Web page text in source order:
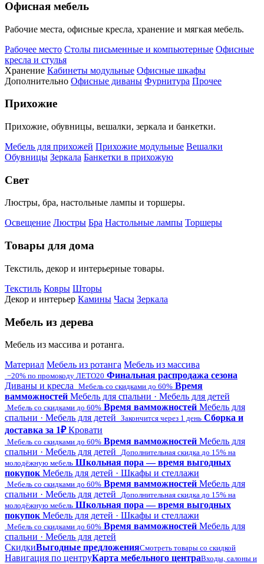
Офисная мебель
Рабочие места, офисные кресла, хранение и мягкая мебель.
Рабочее место Столы письменные и компьютерные Офисные
кресла и стулья
Хранение Кабинеты модульные Офисные шкафы
Дополнительно Офисные диваны Фурнитура Прочее
Прихожие
Прихожие, обувницы, вешалки, зеркала и банкетки.
Мебель для прихожей Прихожие модульные Вешалки
Обувницы Зеркала Банкетки в прихожую
Свет
Люстры, бра, настольные лампы и торшеры.
Освещение Люстры Бра Настольные лампы Торшеры
Товары для дома
Текстиль, декор и интерьерные товары.
Текстиль Ковры Шторы
Декор и интерьер Камины Часы Зеркала
Мебель из дерева
Мебель из массива и ротанга.
Материал Мебель из ротанга Мебель из массива
−20% по промокоду ЛЕТО20 Финальная распродажа сезона
Диваны и кресла Мебель со скидками до 60% Время
вамможностей Мебель для спальни · Мебель для детей
Мебель со скидками до 60% Время вамможностей Мебель для
спальни · Мебель для детей Закончится через 1 день Сборка и
доставка за 1₽ Кровати
Мебель со скидками до 60% Время вамможностей Мебель для
спальни · Мебель для детей Дополнительная скидка до 15% на
молодёжную мебель Школьная пора — время выгодных
покупок Мебель для детей · Шкафы и стеллажи
Мебель со скидками до 60% Время вамможностей Мебель для
спальни · Мебель для детей Дополнительная скидка до 15% на
молодёжную мебель Школьная пора — время выгодных
покупок Мебель для детей · Шкафы и стеллажи
Мебель со скидками до 60% Время вамможностей Мебель для
спальни · Мебель для детей
СкидкиВыгодные предложенияСмотреть товары со скидкой
Навигация по центруКарта мебельного центраВходы, салоны и